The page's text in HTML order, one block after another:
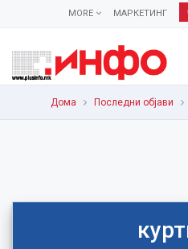
МАРКЕТИНГ
MORE
Дома Последни објави